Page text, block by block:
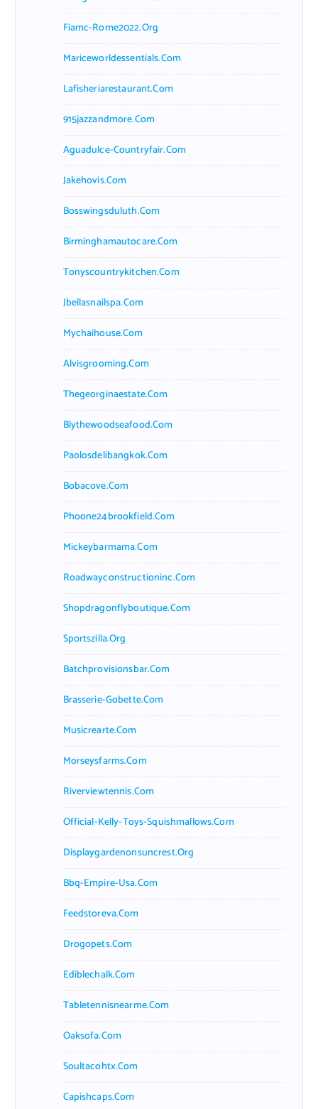
Fiamc-Rome2022.org
Mariceworldessentials.com
Lafisheriarestaurant.com
915jazzandmore.com
Aguadulce-Countryfair.com
Jakehovis.com
Bosswingsduluth.com
Birminghamautocare.com
Tonyscountrykitchen.com
Jbellasnailspa.com
Mychaihouse.com
Alvisgrooming.com
Thegeorginaestate.com
Blythewoodseafood.com
Paolosdelibangkok.com
Bobacove.com
Phoone24brookfield.com
Mickeybarmama.com
Roadwayconstructioninc.com
Shopdragonflyboutique.com
Sportszilla.org
Batchprovisionsbar.com
Brasserie-Gobette.com
Musicrearte.com
Morseysfarms.com
Riverviewtennis.com
Official-Kelly-Toys-Squishmallows.com
Displaygardenonsuncrest.org
Bbq-Empire-Usa.com
Feedstoreva.com
Drogopets.com
Ediblechalk.com
Tabletennisnearme.com
Oaksofa.com
Soultacohtx.com
Capishcaps.com